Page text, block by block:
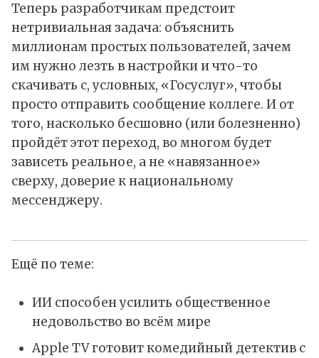
Теперь разработчикам предстоит
нетривиальная задача: объяснить
миллионам простых пользователей, зачем
им нужно лезть в настройки и что-то
скачивать с, условных, «Госуслуг», чтобы
просто отправить сообщение коллеге. И от
того, насколько бесшовно (или болезненно)
пройдёт этот переход, во многом будет
зависеть реальное, а не «навязанное»
сверху, доверие к национальному
мессенджеру.
Ещё по теме:
ИИ способен усилить общественное
недовольство во всём мире
Apple TV готовит комедийный детектив с